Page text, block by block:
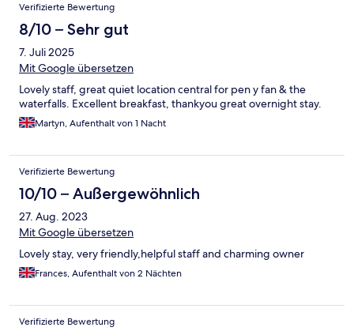
Verifizierte Bewertung
8/10 – Sehr gut
7. Juli 2025
Mit Google übersetzen
Lovely staff, great quiet location central for pen y fan & the
waterfalls. Excellent breakfast, thankyou great overnight stay.
Martyn, Aufenthalt von 1 Nacht
Verifizierte Bewertung
10/10 – Außergewöhnlich
27. Aug. 2023
Mit Google übersetzen
Lovely stay, very friendly,helpful staff and charming owner
Frances, Aufenthalt von 2 Nächten
Verifizierte Bewertung